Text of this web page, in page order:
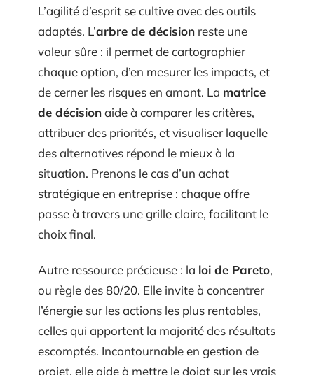
L’agilité d’esprit se cultive avec des outils
adaptés. L’arbre de décision reste une
valeur sûre : il permet de cartographier
chaque option, d’en mesurer les impacts, et
de cerner les risques en amont. La matrice
de décisionaide à comparer les critères,
attribuer des priorités, et visualiser laquelle
des alternatives répond le mieux à la
situation. Prenons le cas d’un achat
stratégique en entreprise : chaque offre
passe à travers une grille claire, facilitant le
choix final.
Autre ressource précieuse : la loi de Pareto,
ou règle des 80/20. Elle invite à concentrer
l’énergie sur les actions les plus rentables,
celles qui apportent la majorité des résultats
escomptés. Incontournable en gestion de
projet, elle aide à mettre le doigt sur les vrais